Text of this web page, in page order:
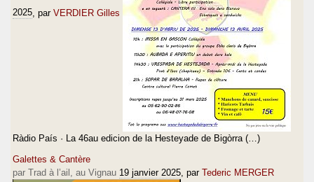
2025 , par VERDIER Gilles
Ràdio País · La 46au edicion de la Hesteyade de Bigòrra (…)
Galettes & Cantère
par Trad à l’ail, au Vignau 19 janvier 2025 , par Tederic MERGER